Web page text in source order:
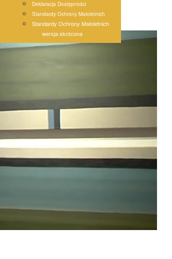
Deklaracja Dostępności
Standardy Ochrony Małoletnich
Standardy Ochrony Małoletnich
wersja skrócona